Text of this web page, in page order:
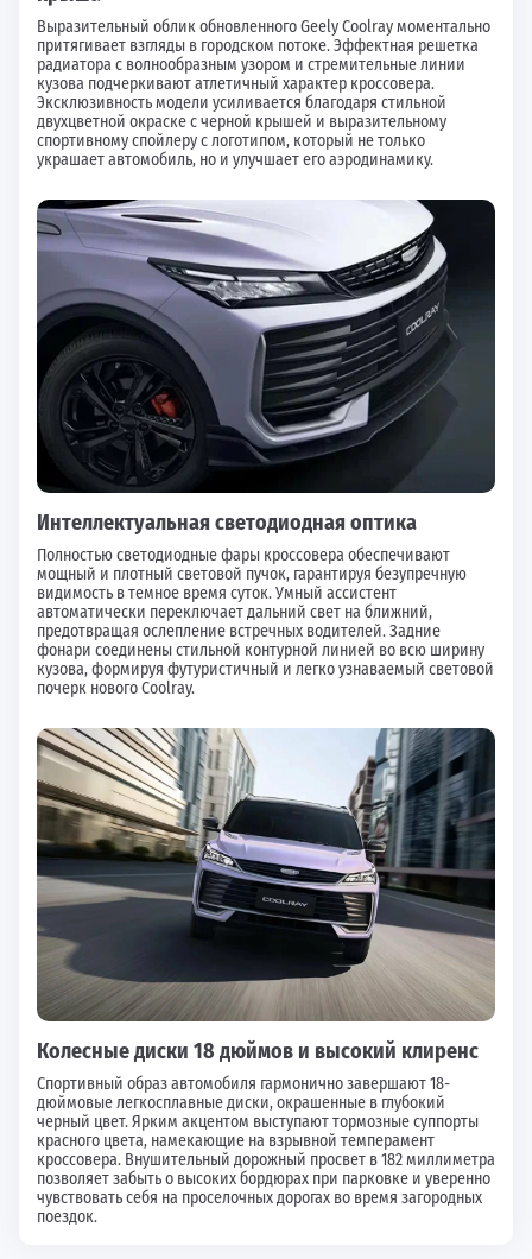
Выразительный облик обновленного Geely Coolray моментально
притягивает взгляды в городском потоке. Эффектная решетка
радиатора с волнообразным узором и стремительные линии
кузова подчеркивают атлетичный характер кроссовера.
Эксклюзивность модели усиливается благодаря стильной
двухцветной окраске с черной крышей и выразительному
спортивному спойлеру с логотипом, который не только
украшает автомобиль, но и улучшает его аэродинамику.
Интеллектуальная светодиодная оптика
Полностью светодиодные фары кроссовера обеспечивают
мощный и плотный световой пучок, гарантируя безупречную
видимость в темное время суток. Умный ассистент
автоматически переключает дальний свет на ближний,
предотвращая ослепление встречных водителей. Задние
фонари соединены стильной контурной линией во всю ширину
кузова, формируя футуристичный и легко узнаваемый световой
почерк нового Coolray.
Колесные диски 18 дюймов и высокий клиренс
Спортивный образ автомобиля гармонично завершают 18-
дюймовые легкосплавные диски, окрашенные в глубокий
черный цвет. Ярким акцентом выступают тормозные суппорты
красного цвета, намекающие на взрывной темперамент
кроссовера. Внушительный дорожный просвет в 182 миллиметра
позволяет забыть о высоких бордюрах при парковке и уверенно
чувствовать себя на проселочных дорогах во время загородных
поездок.